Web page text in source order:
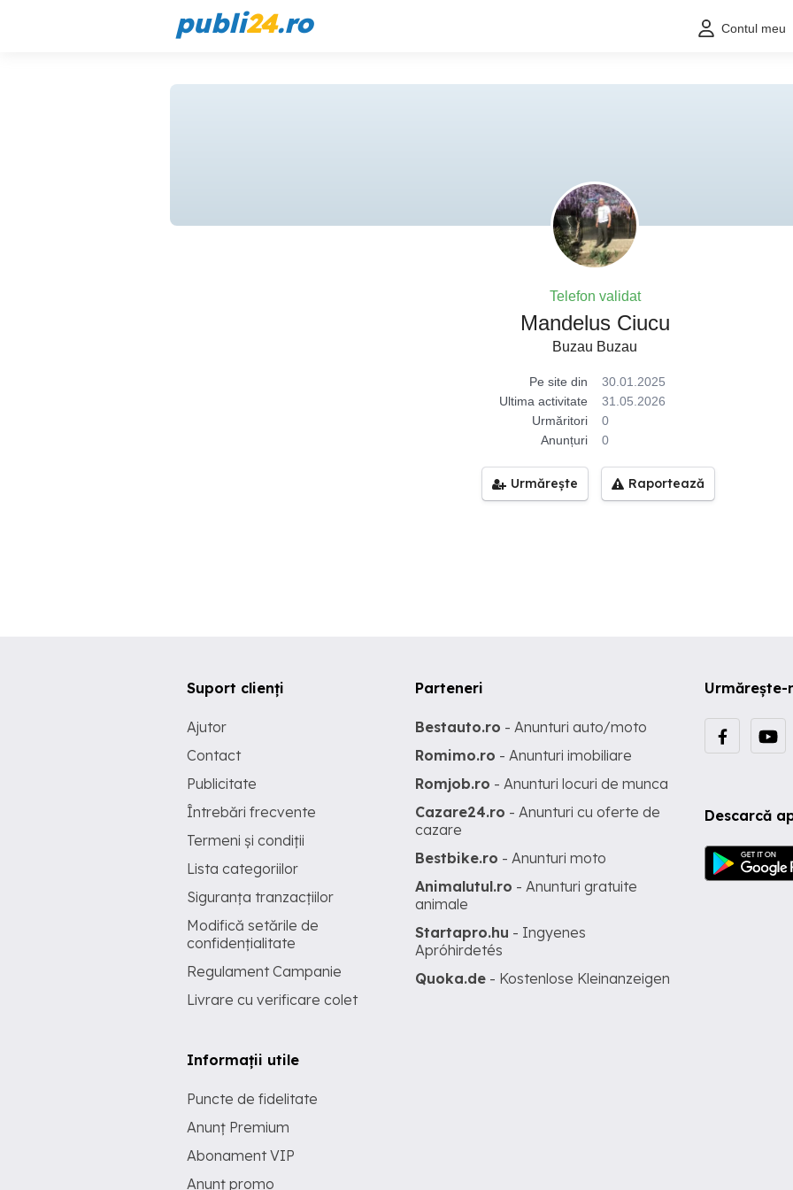
publi24.ro Contul meu
Telefon validat
Mandelus Ciucu
Buzau Buzau
Pe site din
30.01.2025
Ultima activitate
31.05.2026
Urmăritori
0
Anunțuri
0
Urmărește Raportează
Urmărește-
Descarcă
Suport clienți
Ajutor
Contact
Publicitate
Întrebări frecvente
Termeni și condiții
Lista categoriilor
Siguranța tranzacțiilor
Modifică setările de
confidențialitate
Regulament Campanie
Livrare cu verificare colet
Informații utile
Puncte de fidelitate
Anunț Premium
Abonament VIP
Anunț promo
Parteneri
Bestauto.ro - Anunturi auto/moto
Romimo.ro - Anunturi imobiliare
Romjob.ro - Anunturi locuri de munca
Cazare24.ro - Anunturi cu oferte de
cazare
Bestbike.ro - Anunturi moto
Animalutul.ro - Anunturi gratuite
animale
Startapro.hu - Ingyenes
Apróhirdetés
Quoka.de - Kostenlose Kleinanzeigen